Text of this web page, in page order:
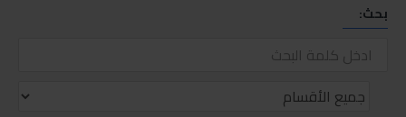
بحث: